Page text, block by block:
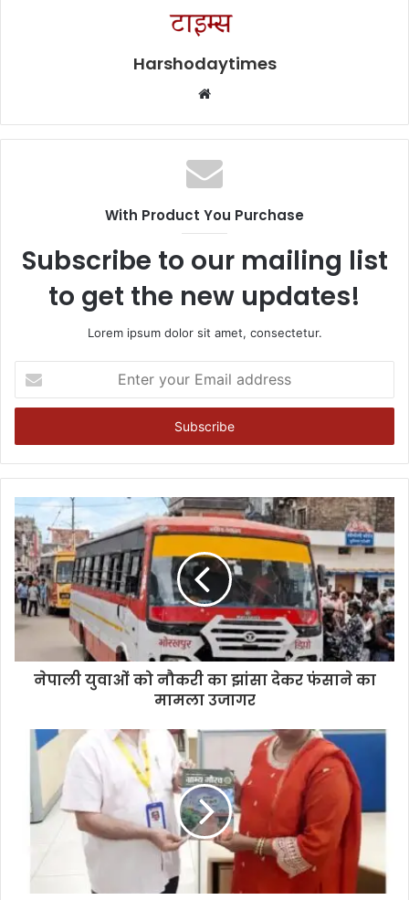
Harshodaytimes
Website
With Product You Purchase
Subscribe to our mailing list
to get the new updates!
Lorem ipsum dolor sit amet, consectetur.
your
Email
नेपाली युवाओं को नौकरी का झांसा देकर फंसाने का
मामला उजागर